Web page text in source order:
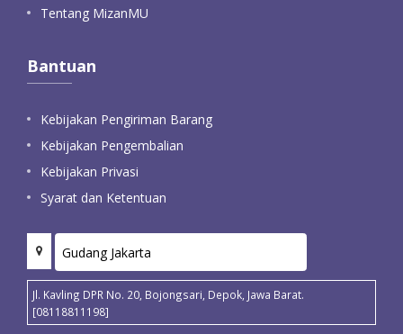
Tentang MizanMU
Bantuan
Kebijakan Pengiriman Barang
Kebijakan Pengembalian
Kebijakan Privasi
Syarat dan Ketentuan
Jl. Kavling DPR No. 20, Bojongsari, Depok, Jawa Barat.
[08118811198]